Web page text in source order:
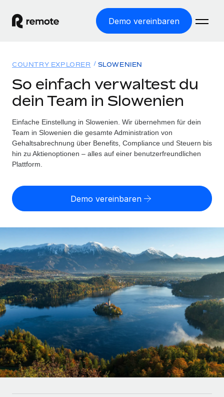
Demo vereinbaren
WELTWEITE BESCHÄFTIGUNG
Globale Payroll
Einfache, rechtssicher Payroll
Employer of Record
Weltweites Wachstum ohne Kosten für Niederlassungen
Contractor of Record
Rechtssichere, weltweite Arbeit mit Freelancer:innen
Globales Onboarding und Verwalten von
PEO
Auslagern von komplexen HR-Aufgaben
INFRASTRUKTUR
Remote Embedded
Nahtlose Integration der HR in bestehende Abläufe
Plattform
Integrierte HR-Kernfunktionen für dein Team
Lösungen
WELTWEITE ABDECKUNG
Country Explorer
Länderspezifische Unterstützung bei der Einstellung
Einfache Einstellung in allen US-Bundesstaaten
WACHSTUMSPHASE
Startups
Agile HR- und Payroll-Lösungen für wachsende
Unternehmen
Mittelstand
Maßgeschneiderte HR-Lösungen, um Teams zu
vergrößern
Enterprise
Globale HR für Konzerne und Großunternehmen
Ressourcen
TOOLS UND RECHNER
Scheinselbstständigkeitsrisiko berechnen
Personalkostenrechner
Honorarzahlungen berechnen
Informationen zu möglichen Währungen und
Abwicklungsfristen für globale Freelancer:innen
LERNEN MIT REMOTE
Forschung und Leitfäden
Fallstudien
HR-Glossar
Preise
Nederlands
Français
Deutsch
Español
Italiano
Português (Portugal)
Anmelden
COUNTRY EXPLORER SLOWENIEN
So einfach verwaltest du
dein Team in Slowenien
Einfache Einstellung in Slowenien. Wir übernehmen für dein
Team in Slowenien die gesamte Administration von
Gehaltsabrechnung über Benefits, Compliance und Steuern bis
hin zu Aktienoptionen – alles auf einer benutzerfreundlichen
Plattform.
Demo vereinbaren